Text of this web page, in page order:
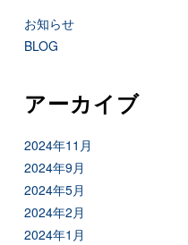
お知らせ
BLOG
アーカイブ
2024年11月
2024年9月
2024年5月
2024年2月
2024年1月